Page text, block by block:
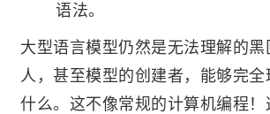
语法。
大型语言模型仍然是无法理解的黑
人，甚至模型的创建者，能够完
什么。这不像常规的计算机编程！